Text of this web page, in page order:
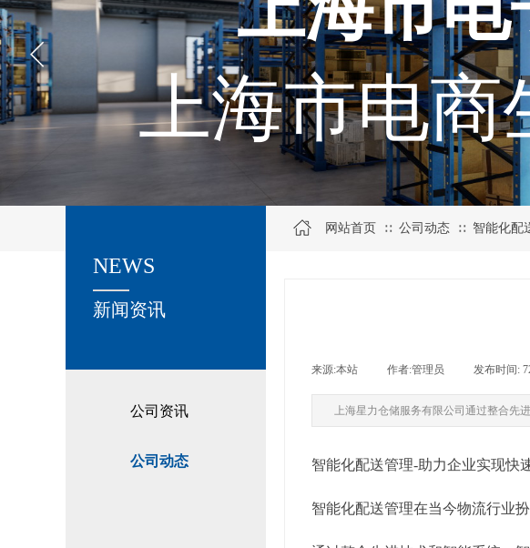
上海市电商
公司资讯
公司动态
关于我们
新闻资讯
NEWS
网站首页 ∷ 公司动态 ∷ 智能化配
来源:本站 作者:管理员 发布时间:
上海星力仓储服务有限公司通过整合先
智能化配送管理-助力企业实现快
智能化配送管理在当今物流行业